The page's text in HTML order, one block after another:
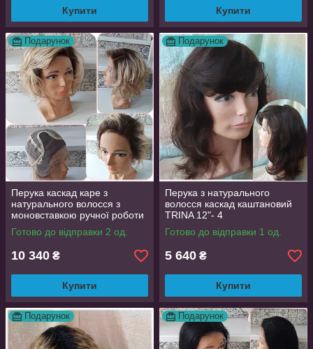
Купити Купити
Подарунок
Перука каскад каре з
натурального волосся з
моновставкою ручної роботи
блонд омбре LYUBA-3 HH-
Y930
Готово до відправки 2 од.
10 340 ₴
Купити
Подарунок
Перука з натурального
волосся каскад каштановий
TRINA 12"- 4
Готово до відправки 1 од.
5 640 ₴
Купити
Подарунок Подарунок